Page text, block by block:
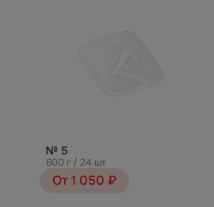
№ 5
600 г / 24 шт
От 1 050 ₽